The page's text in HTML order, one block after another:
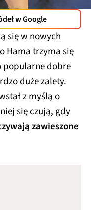
w Google
się w nowych
Hama trzyma się
popularne dobre
duże zalety.
z myślą o
się czują, gdy
zawieszone